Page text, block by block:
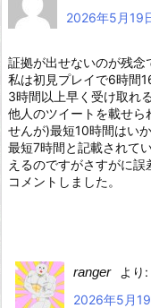
2026年5月19
証拠が出せないのが残念
私は初見プレイで6時間
3時間以上早く受け取れ
他人のツイートを載せら
せんが)最短10時間はい
最短7時間と記載されて
えるのですがさすがに
コメントしました。
ranger
より:
2026年5月